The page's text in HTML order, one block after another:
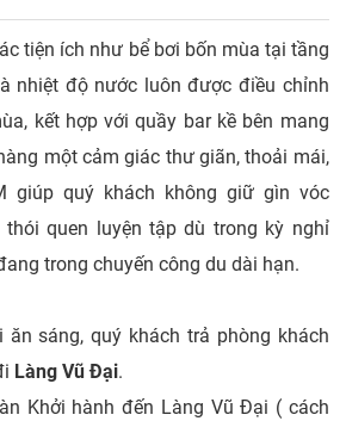
tiện ích như bể bơi bốn mùa tại tầng
nhiệt độ nước luôn được điều chỉnh
kết hợp với quầy bar kề bên mang
một cảm giác thư giãn, thoải mái,
giúp quý khách không giữ gìn vóc
quen luyện tập dù trong kỳ nghỉ
trong chuyến công du dài hạn.
ăn sáng, quý khách trả phòng khách
Làng Vũ Đại.
Khởi hành đến Làng Vũ Đại ( cách